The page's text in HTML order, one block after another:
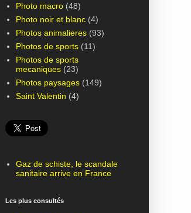
Photo macro (48)
Photo noir et blanc (4)
Photos animalieres (93)
Photos de sports (11)
Photos de sports
mecaniques (23)
Photos paysages (149)
Saint Valentin (4)
Gaz de schiste, le scandale
sanitaire arrive en France
Les plus consultés